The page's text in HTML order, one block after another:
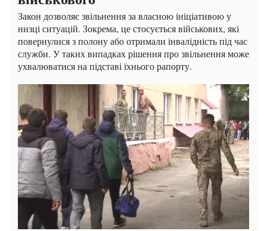
Закон дозволяє звільнення за власною ініціативою у
низці ситуацій. Зокрема, це стосується військових, які
повернулися з полону або отримали інвалідність під час
служби. У таких випадках рішення про звільнення може
ухвалюватися на підставі їхнього рапорту.